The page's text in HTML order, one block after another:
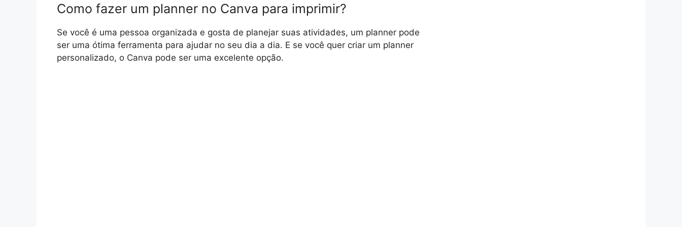
Como fazer um planner no Canva para imprimir?
Se você é uma pessoa organizada e gosta de planejar suas atividades, um planner pode
ser uma ótima ferramenta para ajudar no seu dia a dia. E se você quer criar um planner
personalizado, o Canva pode ser uma excelente opção.